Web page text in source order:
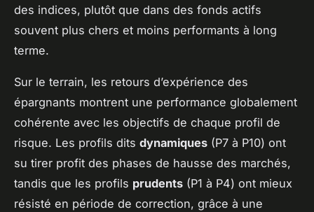
des indices, plutôt que dans des fonds actifs
souvent plus chers et moins performants à long
terme.
Sur le terrain, les retours d’expérience des
épargnants montrent une performance globalement
cohérente avec les objectifs de chaque profil de
risque. Les profils dits dynamiques (P7 à P10) ont
su tirer profit des phases de hausse des marchés,
tandis que les profils prudents (P1 à P4) ont mieux
résisté en période de correction, grâce à une